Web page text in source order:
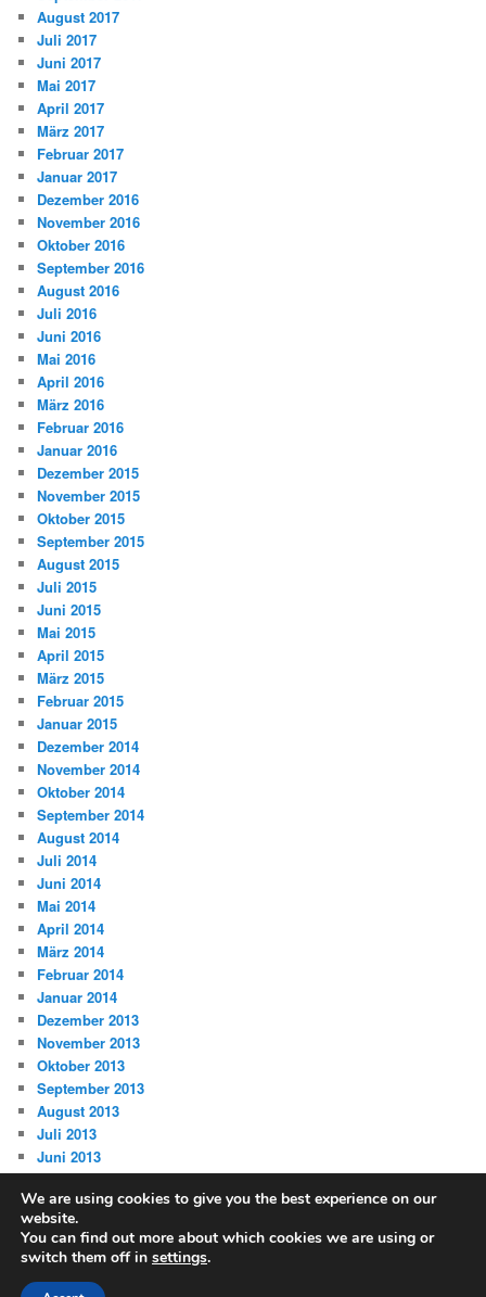
August 2017
Juli 2017
Juni 2017
Mai 2017
April 2017
März 2017
Februar 2017
Januar 2017
Dezember 2016
November 2016
Oktober 2016
September 2016
August 2016
Juli 2016
Juni 2016
Mai 2016
April 2016
März 2016
Februar 2016
Januar 2016
Dezember 2015
November 2015
Oktober 2015
September 2015
August 2015
Juli 2015
Juni 2015
Mai 2015
April 2015
März 2015
Februar 2015
Januar 2015
Dezember 2014
November 2014
Oktober 2014
September 2014
August 2014
Juli 2014
Juni 2014
Mai 2014
April 2014
März 2014
Februar 2014
Januar 2014
Dezember 2013
November 2013
Oktober 2013
September 2013
August 2013
Juli 2013
Juni 2013
Datenschutz Stolz präsentiert von WordPress
We are using cookies to give you the best experience on our
website.
You can find out more about which cookies we are using or
switch them off in settings.